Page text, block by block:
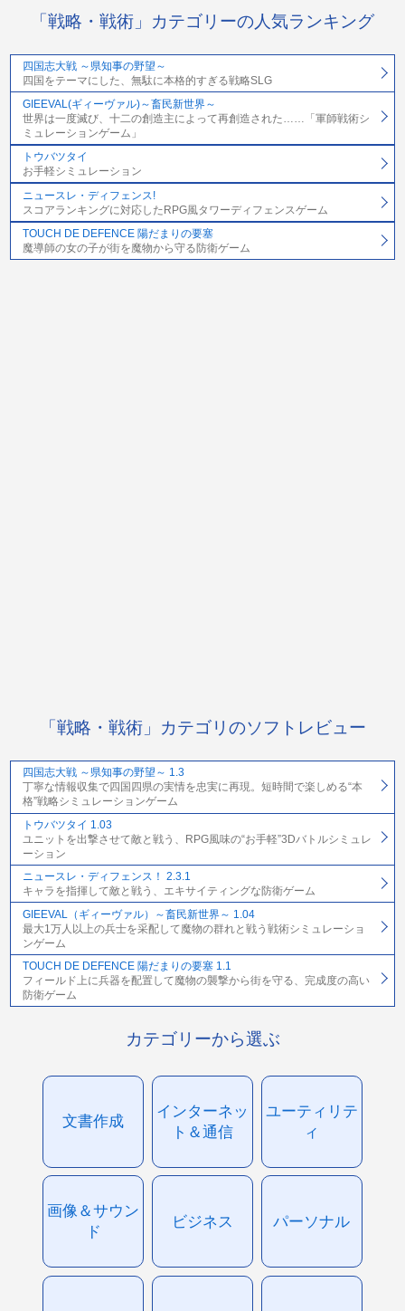
「戦略・戦術」カテゴリーの人気ランキング
四国志大戦 ～県知事の野望～
四国をテーマにした、無駄に本格的すぎる戦略SLG
GIEEVAL(ギィーヴァル)～畜民新世界～
世界は一度滅び、十二の創造主によって再創造された……「軍師戦術シ
ミュレーションゲーム」
トウバツタイ
お手軽シミュレーション
ニュースレ・ディフェンス!
スコアランキングに対応したRPG風タワーディフェンスゲーム
TOUCH DE DEFENCE 陽だまりの要塞
魔導師の女の子が街を魔物から守る防衛ゲーム
「戦略・戦術」カテゴリのソフトレビュー
四国志大戦 ～県知事の野望～ 1.3
丁寧な情報収集で四国四県の実情を忠実に再現。短時間で楽しめる“本
格”戦略シミュレーションゲーム
トウバツタイ 1.03
ユニットを出撃させて敵と戦う、RPG風味の“お手軽”3Dバトルシミュレ
ーション
ニュースレ・ディフェンス！ 2.3.1
キャラを指揮して敵と戦う、エキサイティングな防衛ゲーム
GIEEVAL（ギィーヴァル）～畜民新世界～ 1.04
最大1万人以上の兵士を采配して魔物の群れと戦う戦術シミュレーショ
ンゲーム
TOUCH DE DEFENCE 陽だまりの要塞 1.1
フィールド上に兵器を配置して魔物の襲撃から街を守る、完成度の高い
防衛ゲーム
カテゴリーから選ぶ
文書作成
インターネッ
ト＆通信
ユーティリテ
ィ
画像＆サウン
ド
ビジネス パーソナル